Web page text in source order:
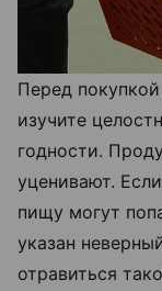
Перед
изучите
годности.
уценивают.
пищу могут
указан
отравиться